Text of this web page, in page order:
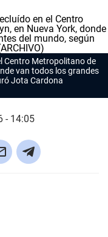
Centro Metropolitano de
van todos los grandes
Jota Cardona
- 14:05